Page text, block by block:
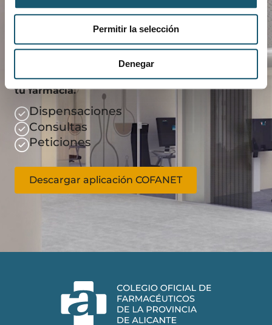
Permitir la selección
Denegar
Descarga COFANET
Gestiona de manera más eficaz el día a día de
tu farmacia.
Dispensaciones
Consultas
Peticiones
Descargar aplicación COFANET